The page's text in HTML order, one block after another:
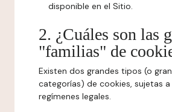
disponible en el Sitio.
2. ¿Cuáles son las
"familias" de
Existen dos grandes tipos (o
categorías) de cookies, sujetas
regímenes legales.